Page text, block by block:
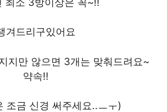
겨드리구있어요
지만 않으면 3개는 맞춰드려요~
약속!!
조금 신경 써주세요..ㅡㅜ)